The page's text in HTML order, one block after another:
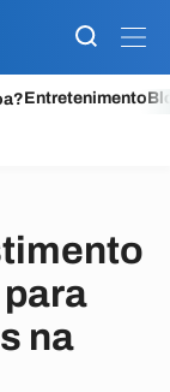
Entretenimento
na